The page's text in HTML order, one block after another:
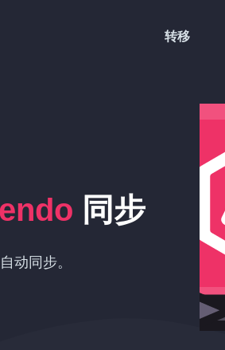
转移
同步
动同步。